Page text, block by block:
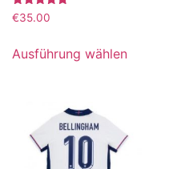
Bewertet
mit
von 5
€35.00
Ausführung wählen